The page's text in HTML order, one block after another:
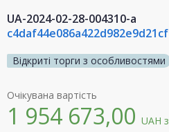
UA-2024-02-28-004310-a
Відкриті торги з особливостями
Очікувана вартість
1 954 673,00 UAH